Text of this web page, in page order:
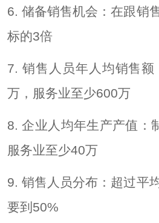
6. 储备销售机会：在跟销
标的3倍
7. 销售人员年人均销售
万，服务业至少600万
8. 企业人均年生产产值：
服务业至少40万
9. 销售人员分布：超过平
要到50%